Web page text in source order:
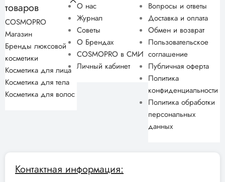
товаров
COSMOPRO
Магазин
Бренды люксовой
косметики
Косметика для лица
Косметика для тела
Косметика для волос
О нас
Журнал
Советы
О Брендах
COSMOPRO в СМИ
Личный кабинет
Вопросы и ответы
Доставка и оплата
Обмен и возврат
Пользовательское
соглашение
Публичная оферта
Политика
конфиденциальности
Политика обработки
персональных
данных
Контактная информация: